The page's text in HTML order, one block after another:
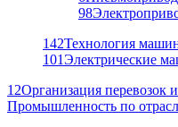
98
142Технология
101Электрические
12Организация перевозок
Промышленность по